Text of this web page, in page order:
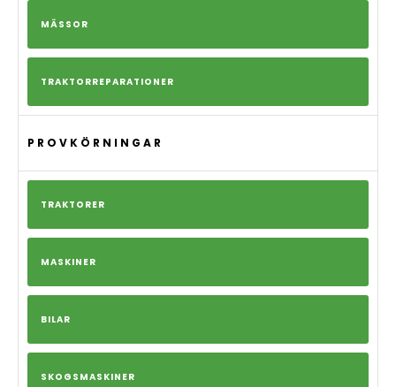
MÄSSOR
TRAKTORREPARATIONER
PROVKÖRNINGAR
TRAKTORER
MASKINER
BILAR
SKOGSMASKINER